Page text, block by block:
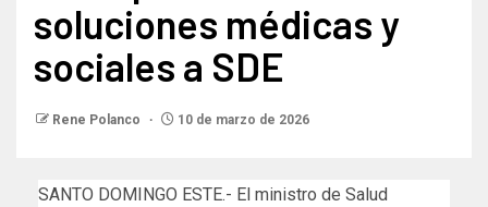
soluciones médicas y
sociales a SDE
Rene Polanco 10 de marzo de 2026
SANTO DOMINGO ESTE.- El ministro de Salud